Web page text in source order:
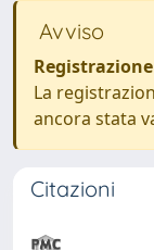
Avviso
La
ancora stata
Citazioni